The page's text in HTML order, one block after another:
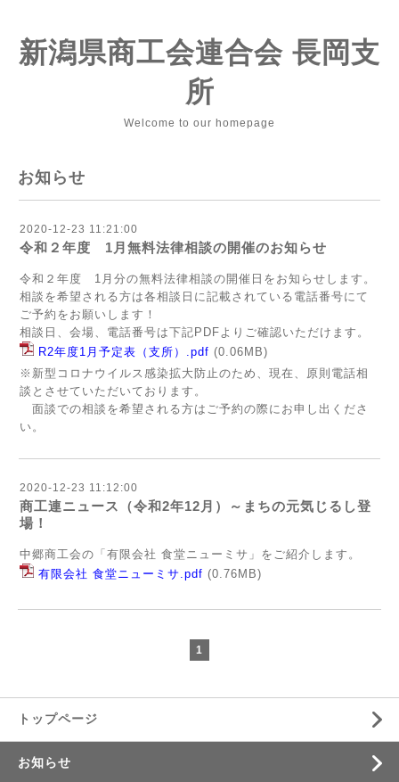
新潟県商工会連合会 長岡支
所
Welcome to our homepage
お知らせ
2020-12-23 11:21:00
令和２年度 1月無料法律相談の開催のお知らせ
令和２年度 1月分の無料法律相談の開催日をお知らせします。
相談を希望される方は各相談日に記載されている電話番号にて
ご予約をお願いします！
相談日、会場、電話番号は下記PDFよりご確認いただけます。
R2年度1月予定表（支所）.pdf (0.06MB)
※新型コロナウイルス感染拡大防止のため、現在、原則電話相
談とさせていただいております。
面談での相談を希望される方はご予約の際にお申し出くださ
い。
2020-12-23 11:12:00
商工連ニュース（令和2年12月）～まちの元気じるし登
場！
中郷商工会の「有限会社 食堂ニューミサ」をご紹介します。
有限会社 食堂ニューミサ.pdf (0.76MB)
1
トップページ
お知らせ